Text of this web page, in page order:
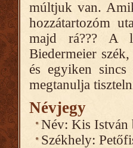
múltjuk van.
hozzátartozóm
majd rá??? A
Biedermeier
és egyiken
megtanulja
Névjegy
Név: Kis István
Székhely: